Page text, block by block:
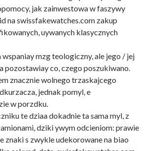
jak zainwestowa w faszywy
na swissfakewatches.com zakup
uywanych klasycznych
mzg teologiczny, ale jego / jej
pozostawiay co, czego poszukiwano.
znacznie wolnego trzaskajcego
jednak pomyl, e
w porzdku.
te dziaa dokadnie ta sama myl, z
dziki ywym odcieniom: prawie
znaki s zwykle udekorowane na biao